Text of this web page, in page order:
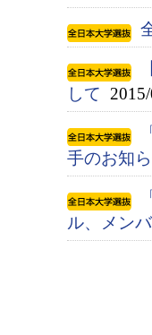
して
手のお知
ル、メン